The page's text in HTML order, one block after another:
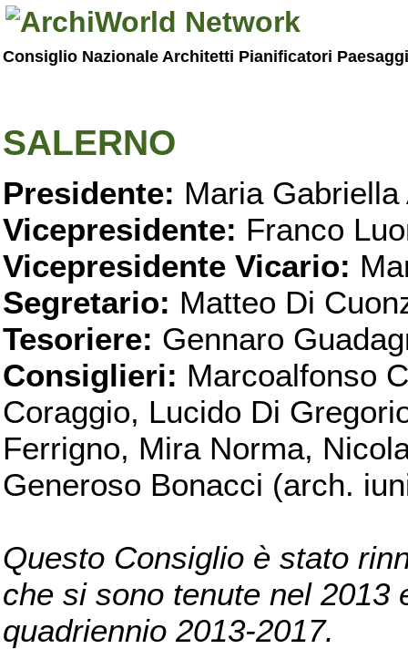
Consiglio Nazionale Architetti Pianificatori
SALERNO
Presidente: Maria Gabriella
Vicepresidente: Franco
Vicepresidente Vicario:
Segretario: Matteo Di
Tesoriere: Gennaro
Consiglieri: Marcoalfonso
Coraggio, Lucido Di
Ferrigno, Mira Norma,
Generoso Bonacci (arch.
Questo Consiglio è stato
che si sono tenute nel 2013
quadriennio 2013-2017.